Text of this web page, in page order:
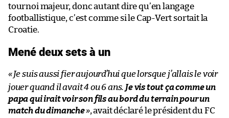
tournoi majeur, donc autant dire qu’en langage
footballistique, c’est comme si le Cap-Vert sortait la
Croatie.
Mené deux sets à un
«Je suis aussi fier aujourd’hui que lorsque j’allais le voir
jouer quand il avait 4 ou 6 ans. Je vis tout ça comme un
papa qui irait voir son fils au bord du terrain pour un
match du dimanche», avait déclaré le président du FC